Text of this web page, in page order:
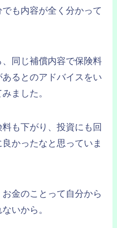
も内容が全く分かって
同じ補償内容で保険料
るとのアドバイスをい
ました。
も下がり、投資にも回
かったなと思っていま
金のことって自分から
いから。